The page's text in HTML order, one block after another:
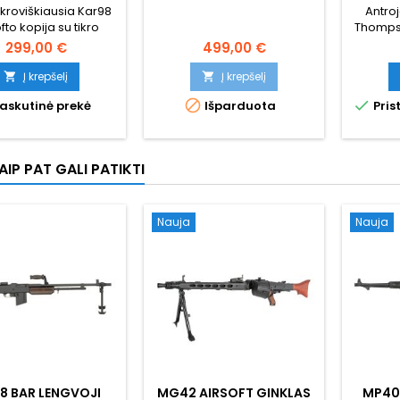
Kar98
kopija su tikro
apkaba!
299,00 €
 Į krepšelį
prekė
499,00 €
 Į krepšelį
 Išparduota
–
pusiau

PAT GALI PATIKTI
BAR LENGVOJI
Nauja
MG42 AIRSOFT GINKLAS
Nauja
MP40